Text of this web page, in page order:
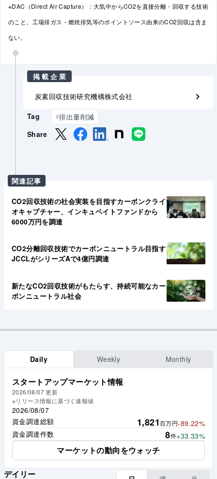
※DAC（Direct Air Capture）：大気中からCO2を直接分離・回収する技術
のこと。工場排ガス・燃焼排気等のポイントソース由来のCO2回収は含ま
ない。
掲載企業
炭素回収技術研究機構株式会社
Tag #排出量削減
Share
関連記事
CO2回収技術の社会実装を目指すカーボンクライ
オキャプチャー、インキュベイトファンドから
6000万円を調達
CO2分離回収技術でカーボンニュートラル目指す
JCCLがシリーズAで4億円調達
新たなCO2回収技術がもたらす、持続可能なカー
ボンニュートラル社会
Daily Weekly Monthly
スタートアップマーケット情報
2026/08/07 更新
※リリース情報に基づく速報値
2026/08/07
資金調達総額
1,821百万円-89.22%
資金調達件数
8件+33.33%
マーケットの動向をウォッチ
デイリー